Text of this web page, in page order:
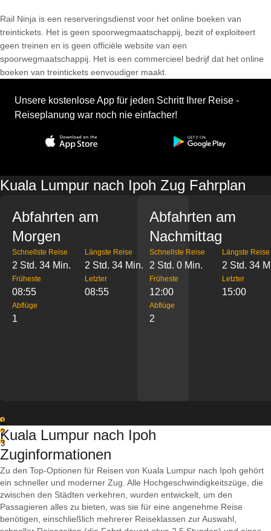
Rail Ninja is een reserveringsdienst voor het online boeken van
treintickets. Het is geen spoorwegmaatschappij, bezit of exploiteert
geen treinen en is geen officiële website van een
spoorwegmaatschappij. Het is een commercieel bedrijf dat het online
boeken van treintickets eenvoudiger maakt.
Unsere kostenlose App für jeden Schritt Ihrer Reise -
Reiseplanung war noch nie einfacher!
Kuala Lumpur nach Ipoh Zug Fahrplan
Abfahrten am
Morgen
Schnellste Reise
2 Std. 34 Min.
Längste Reise
2 Std. 34 Min.
Früheste
08:55
Letzter
08:55
Abflüge
1
Abfahrten am
Nachmittag
Schnellste Reise
2 Std. 0 Min.
Längste Reise
2 Std. 34
Früheste
12:00
Letzter
15:00
Abflüge
2
1
2
3
Kuala Lumpur nach Ipoh
Zuginformationen
Zu den Top-Optionen für Reisen von Kuala Lumpur nach Ipoh gehört
ein schneller und moderner Zug. Alle Hochgeschwindigkeitszüge, die
zwischen den Städten verkehren, wurden entwickelt, um den
Passagieren alles zu bieten, was sie für eine angenehme Reise
benötigen, einschließlich mehrerer Reiseklassen zur Auswahl,